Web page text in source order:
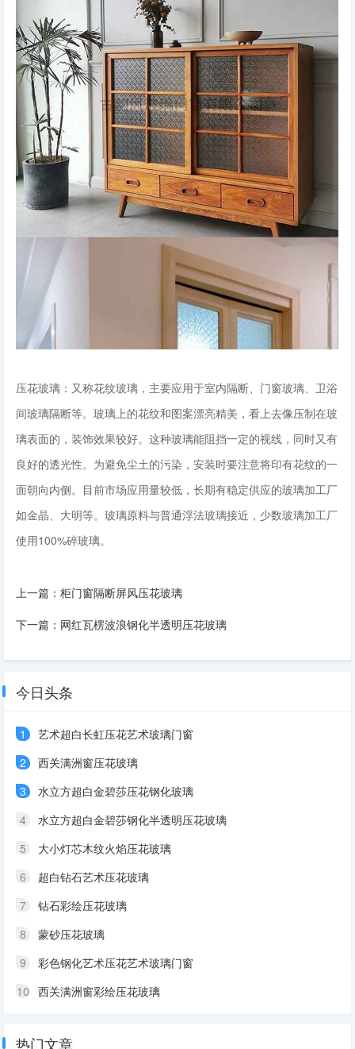
压花玻璃：又称花纹玻璃，主要应用于室内隔断、门窗玻璃、卫浴
间玻璃隔断等。玻璃上的花纹和图案漂亮精美，看上去像压制在玻
璃表面的，装饰效果较好。这种玻璃能阻挡一定的视线，同时又有
良好的透光性。为避免尘土的污染，安装时要注意将印有花纹的一
面朝向内侧。目前市场应用量较低，长期有稳定供应的玻璃加工厂
如金晶、大明等。玻璃原料与普通浮法玻璃接近，少数玻璃加工厂
使用100%碎玻璃。
上一篇： 柜门窗隔断屏风压花玻璃
下一篇： 网红瓦楞波浪钢化半透明压花玻璃
今日头条
1
艺术超白长虹压花艺术玻璃门窗
2
西关满洲窗压花玻璃
3
水立方超白金碧莎压花钢化玻璃
4
水立方超白金碧莎钢化半透明压花玻璃
5
大小灯芯木纹火焰压花玻璃
6
超白钻石艺术压花玻璃
7
钻石彩绘压花玻璃
8
蒙砂压花玻璃
9
彩色钢化艺术压花艺术玻璃门窗
10 西关满洲窗彩绘压花玻璃
热门文章